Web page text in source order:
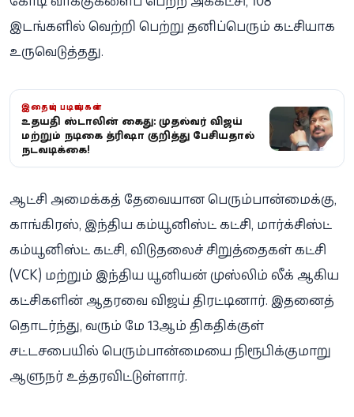
இடங்களில் வெற்றி பெற்று தனிப்பெரும் கட்சியாக
உருவெடுத்தது.
இதையும் படியுங்கள்
உதயநிதி ஸ்டாலின் கைது: முதல்வர் விஜய்
மற்றும் நடிகை த்ரிஷா குறித்து பேசியதால்
நடவடிக்கை!
ஆட்சி அமைக்கத் தேவையான பெரும்பான்மைக்கு,
காங்கிரஸ், இந்திய கம்யூனிஸ்ட் கட்சி, மார்க்சிஸ்ட்
கம்யூனிஸ்ட் கட்சி, விடுதலைச் சிறுத்தைகள் கட்சி
(VCK) மற்றும் இந்திய யூனியன் முஸ்லிம் லீக் ஆகிய
கட்சிகளின் ஆதரவை விஜய் திரட்டினார். இதனைத்
தொடர்ந்து, வரும் மே 13ஆம் திகதிக்குள்
சட்டசபையில் பெரும்பான்மையை நிரூபிக்குமாறு
ஆளுநர் உத்தரவிட்டுள்ளார்.